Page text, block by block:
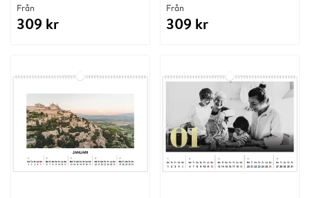
Från
309 kr
Från
309 kr